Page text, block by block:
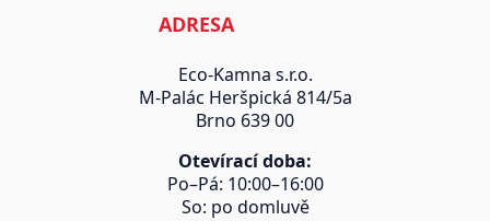
ADRESA
Eco-Kamna s.r.o.
M-Palác Heršpická 814/5a
Brno 639 00
Otevírací doba:
Po–Pá: 10:00–16:00
So: po domluvě